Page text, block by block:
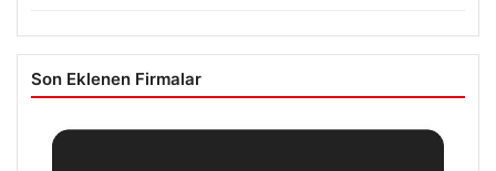
Son Eklenen Firmalar